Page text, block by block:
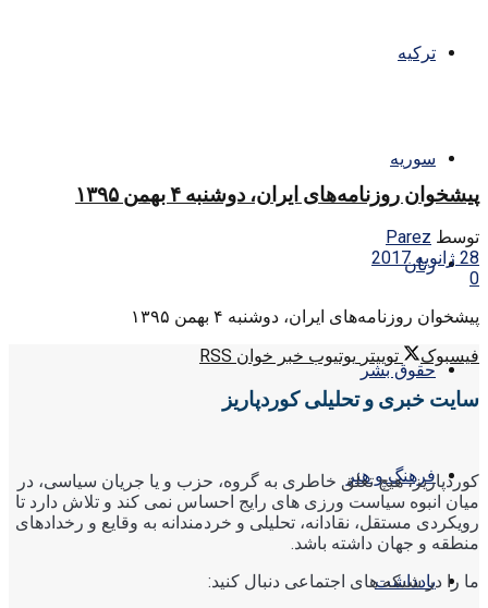
ترکیه
سوریه
زنان
حقوق بشر
فرهنگ و هنر
یادداشت
پیشخوان روزنامه‌های ایران، دوشنبه ۴ بهمن ۱۳۹۵
توسط Parez
28 ژانویه 2017
0
پیشخوان روزنامه‌های ایران، دوشنبه ۴ بهمن ۱۳۹۵
فیسبوک
توییتر یوتیوب خبر خوان RSS
سایت خبری و تحلیلی کوردپاریز
کوردپاریز، هیچ تعلق خاطری به گروه، حزب و یا جریان سیاسی، در
میان انبوه سیاست ورزی های رایج احساس نمی کند و تلاش دارد تا
رویکردی مستقل، نقادانه، تحلیلی و خردمندانه به وقایع و رخدادهای
منطقه و جهان داشته باشد.
ما را در شبکه های اجتماعی دنبال کنید: